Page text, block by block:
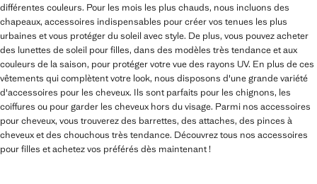
différentes couleurs. Pour les mois les plus chauds, nous incluons des
chapeaux, accessoires indispensables pour créer vos tenues les plus
urbaines et vous protéger du soleil avec style. De plus, vous pouvez acheter
des lunettes de soleil pour filles, dans des modèles très tendance et aux
couleurs de la saison, pour protéger votre vue des rayons UV. En plus de ces
vêtements qui complètent votre look, nous disposons d'une grande variété
d'accessoires pour les cheveux. Ils sont parfaits pour les chignons, les
coiffures ou pour garder les cheveux hors du visage. Parmi nos accessoires
pour cheveux, vous trouverez des barrettes, des attaches, des pinces à
cheveux et des chouchous très tendance. Découvrez tous nos accessoires
pour filles et achetez vos préférés dès maintenant !